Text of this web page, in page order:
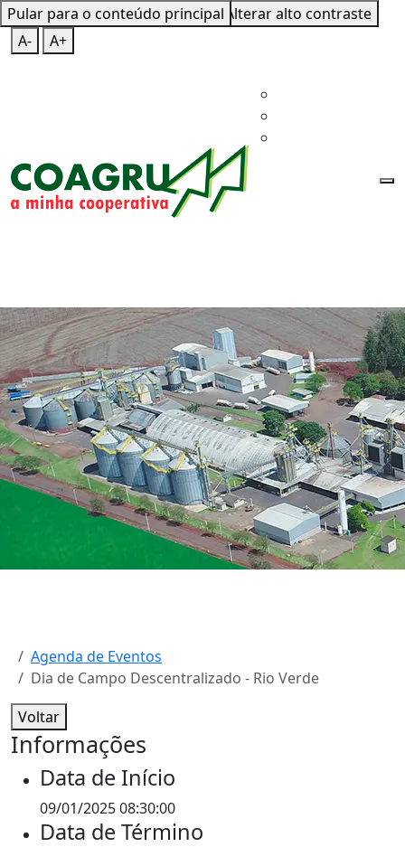
Pular para o conteúdo principal
Mapa do SiteTeclas de Atalho
Alterar alto contraste
A-
A+
Agenda de Eventos
Dia de Campo Descentralizado - Rio Verde
Voltar
Informações
Data de Início
09/01/2025 08:30:00
Data de Término